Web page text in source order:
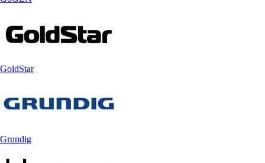
GoldStar
Grundig